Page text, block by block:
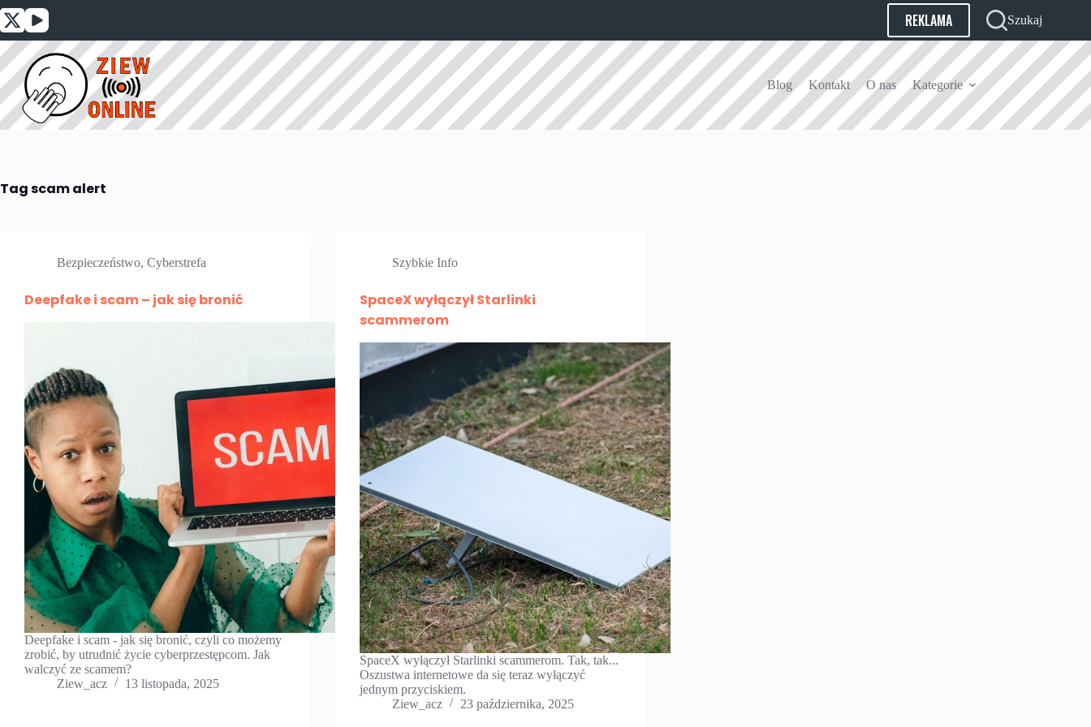
Przejdź
do
treści
REKLAMA Szukaj
Blog Kontakt O nas Kategorie
Tagscam alert
Bezpieczeństwo, Cyberstrefa
Deepfake i scam – jak się bronić
Deepfake i scam - jak się bronić, czyli co możemy
zrobić, by utrudnić życie cyberprzestępcom. Jak
walczyć ze scamem?
Ziew_acz
13 listopada, 2025
Szybkie Info
SpaceX wyłączył Starlinki
scammerom
SpaceX wyłączył Starlinki scammerom. Tak, tak...
Oszustwa internetowe da się teraz wyłączyć
jednym przyciskiem.
Ziew_acz
23 października, 2025